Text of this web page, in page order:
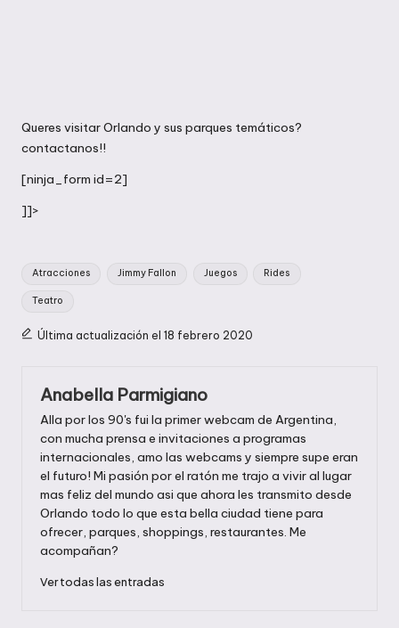
Queres visitar Orlando y sus parques temáticos?
contactanos!!
[ninja_form id=2]
]]>
Etiquetas:
Atracciones Jimmy Fallon Juegos Rides
Teatro
Última actualización el 18 febrero 2020
Anabella Parmigiano
Alla por los 90's fui la primer webcam de Argentina,
con mucha prensa e invitaciones a programas
internacionales, amo las webcams y siempre supe eran
el futuro! Mi pasión por el ratón me trajo a vivir al lugar
mas feliz del mundo asi que ahora les transmito desde
Orlando todo lo que esta bella ciudad tiene para
ofrecer, parques, shoppings, restaurantes. Me
acompañan?
Ver todas las entradas